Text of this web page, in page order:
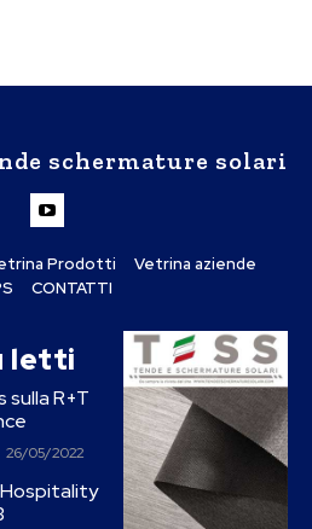
schermature solari
Prodotti
Vetrina aziende
CONTATTI
letti
sulla R+T
26/05/2022
Hospitality